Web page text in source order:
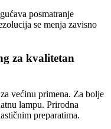
posmatranje
se menja zavisno
za kvalitetan
većinu primena. Za bolje
lampu. Prirodna
preparatima.